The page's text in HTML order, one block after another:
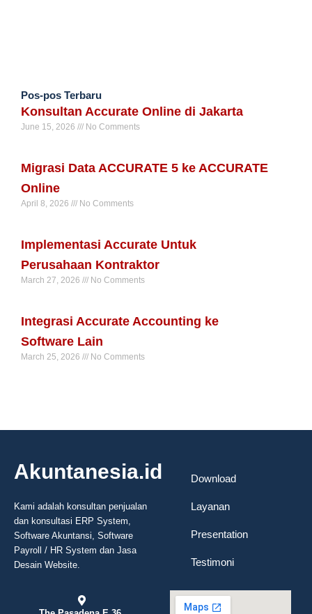
Pos-pos Terbaru
Konsultan Accurate Online di Jakarta
June 15, 2026 No Comments
Migrasi Data ACCURATE 5 ke ACCURATE
Online
April 8, 2026 No Comments
Implementasi Accurate Untuk
Perusahaan Kontraktor
March 27, 2026 No Comments
Integrasi Accurate Accounting ke
Software Lain
March 25, 2026 No Comments
Akuntanesia.id
Kami adalah konsultan penjualan
dan konsultasi ERP System,
Software Akuntansi, Software
Payroll / HR System dan Jasa
Desain Website.
Download
Layanan
Presentation
Testimoni